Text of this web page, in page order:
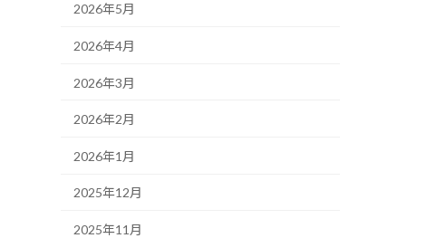
2026年5月
2026年4月
2026年3月
2026年2月
2026年1月
2025年12月
2025年11月